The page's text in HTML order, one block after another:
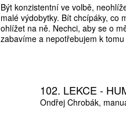
Být konzistentní ve volbě,
malé výdobytky. Bít chcípáky, co
ohlížet na ně. Nechci, aby se o
zabavíme a nepotřebujem k tomu
102. LEKCE -
Ondřej Chrobák